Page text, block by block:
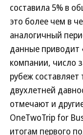
составила 5% в
это более чем в
аналогичный
данные приводит
компании, число
рубеж
двухлетней
отмечают и
OneTwoTrip for
итогам первого